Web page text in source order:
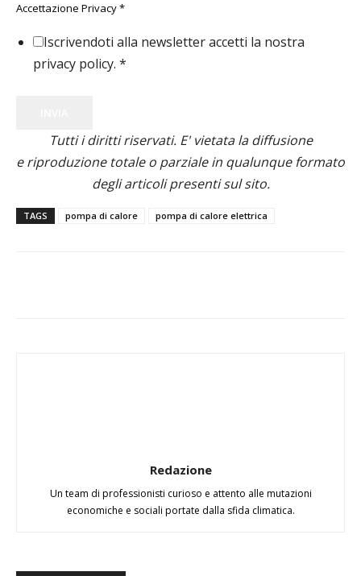
Accettazione Privacy*
Iscrivendoti alla newsletter accetti la nostra
privacy policy. *
Tutti i diritti riservati. E' vietata la diffusione
e riproduzione totale o parziale in qualunque formato
degli articoli presenti sul sito.
TAGS pompa di calore pompa di calore elettrica
Redazione
Un team di professionisti curioso e attento alle mutazioni
economiche e sociali portate dalla sfida climatica.